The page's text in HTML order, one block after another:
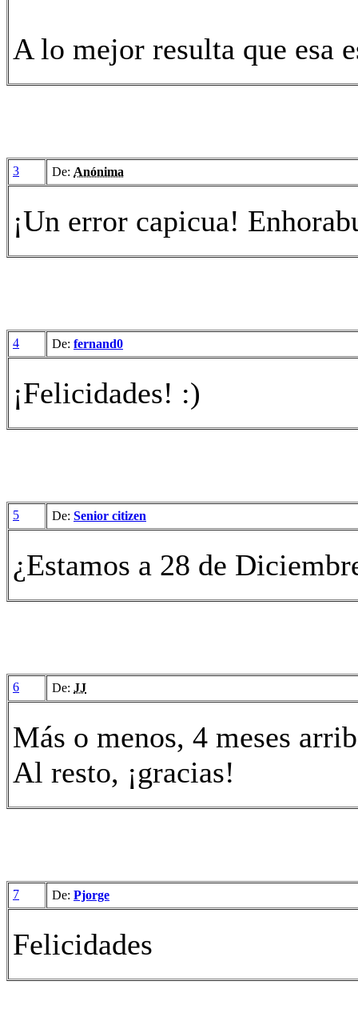
A lo mejor resulta que esa
3 De: Anónima
¡Un error capicua!
4 De: fernand0
¡Felicidades! :)
5 De: Senior citizen
¿Estamos a 28 de
6 De: JJ
Más o menos, 4 meses
Al resto, ¡gracias!
7 De: Pjorge
Felicidades